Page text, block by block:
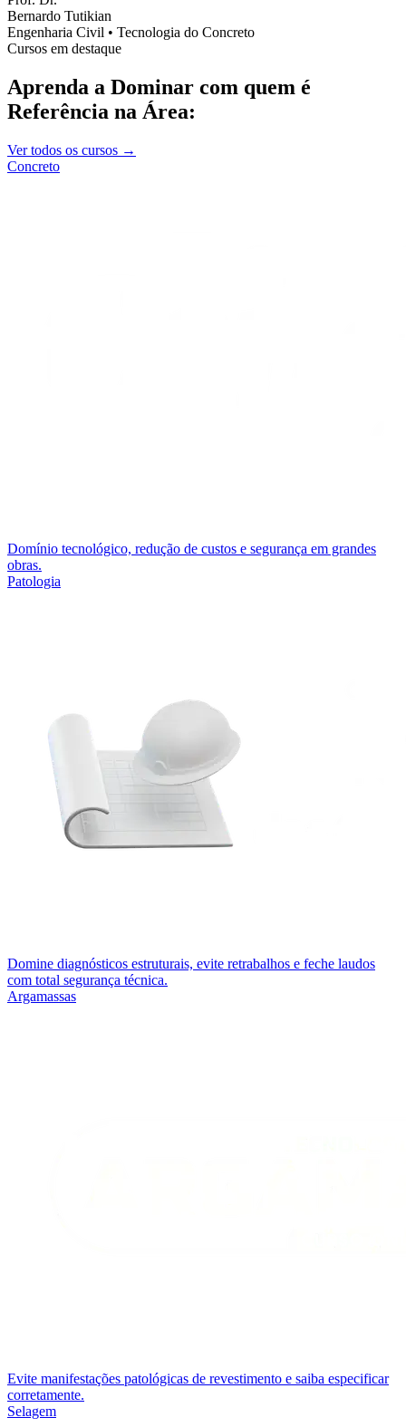
Bernardo Tutikian
Engenharia Civil • Tecnologia do Concreto
Cursos em destaque
Aprenda a Dominar com quem é
Referência na Área:
Ver todos os cursos →
Concreto
Domínio tecnológico, redução de custos e segurança em grandes
obras.
Patologia
Domine diagnósticos estruturais, evite retrabalhos e feche laudos
com total segurança técnica.
Argamassas
Evite manifestações patológicas de revestimento e saiba especificar
corretamente.
Selagem